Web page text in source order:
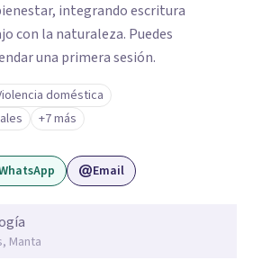
integrando escritura
con la naturaleza. Puedes
una primera sesión.
doméstica
+7 más
Email
Manta